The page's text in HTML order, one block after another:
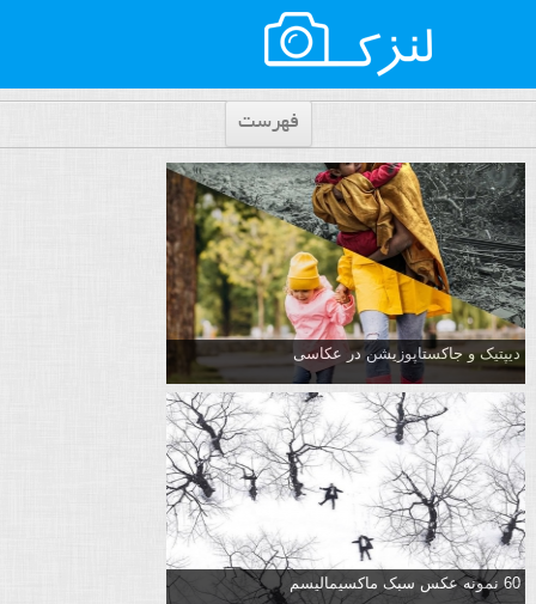
فهرست
دیپتیک و جاکستا‌پوزیشن در عکاسی
60 نمونه عکس سبک ماکسیمالیسم